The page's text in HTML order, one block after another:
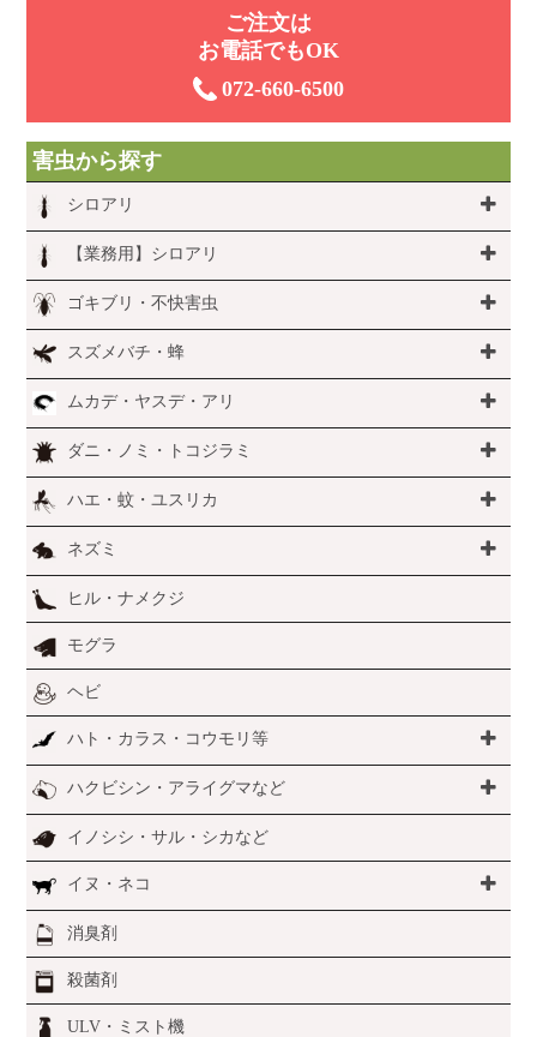
ご注⽂は
お電話でもOK
072-660-6500
害虫から探す
シロアリ
【業務用】シロアリ
ゴキブリ・不快害虫
スズメバチ・蜂
ムカデ・ヤスデ・アリ
ダニ・ノミ・トコジラミ
ハエ・蚊・ユスリカ
ネズミ
ヒル・ナメクジ
モグラ
ヘビ
ハト・カラス・コウモリ等
ハクビシン・アライグマなど
イノシシ・サル・シカなど
イヌ・ネコ
消臭剤
殺菌剤
ULV・ミスト機